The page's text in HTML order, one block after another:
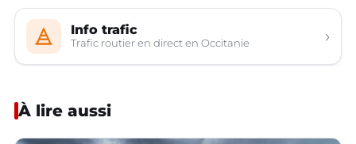
Info trafic
Trafic routier en direct en Occitanie ›
À lire aussi